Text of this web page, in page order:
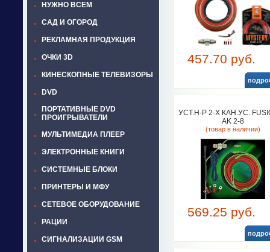
НУЖНО ВСЕМ
САД И ОГОРОД
РЕКЛАМНАЯ ПРОДУКЦИЯ
ОЧКИ 3D
КИНЕСКОПНЫЕ ТЕЛЕВИЗОРЫ
DVD
ПОРТАТИВНЫЕ DVD
ПРОИГРЫВАТЕЛИ
МУЛЬТИМЕДИА ПЛЕЕР
ЭЛЕКТРОННЫЕ КНИГИ
СИСТЕМНЫЕ БЛОКИ
ПРИНТЕРЫ И МФУ
СЕТЕВОЕ ОБОРУДОВАНИЕ
РАЦИИ
СИГНАЛИЗАЦИИ GSM
457.70 руб.
УСТ.Н-Р 2-Х КАН.УС.
AK 2-8
(товар в наличии)
569.25 руб.